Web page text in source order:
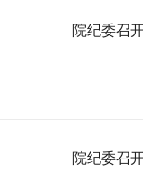
院纪委召
院纪委召